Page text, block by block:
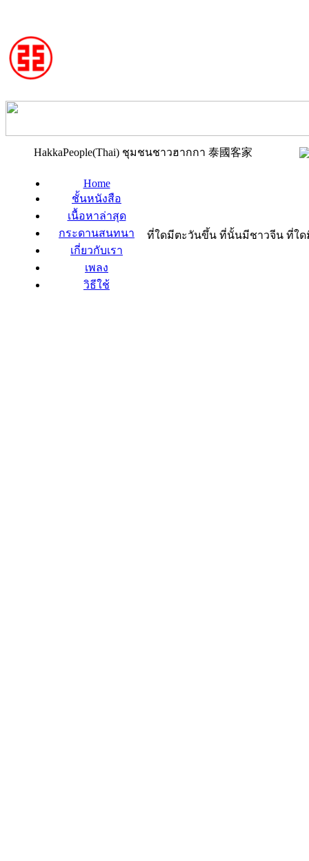
HakkaPeople(Thai) ชุมชนชาวฮากกา 泰國客家
Home
ชั้นหนังสือ
เนื้อหาล่าสุด
กระดานสนทนา
เกี่ยวกับเรา
เพลง
วิธีใช้
ที่ใดมีตะวันขึ้น ที่นั้นมีชาวจีน ที่ใดมี